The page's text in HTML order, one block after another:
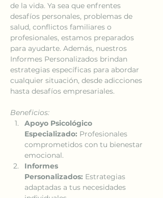
de la vida. Ya sea que enfrentes
desafíos personales, problemas de
salud, conflictos familiares o
profesionales, estamos preparados
para ayudarte. Además, nuestros
Informes Personalizados brindan
estrategias específicas para abordar
cualquier situación, desde adicciones
hasta desafíos empresariales.
Beneficios:
Apoyo Psicológico
Especializado: Profesionales
comprometidos con tu bienestar
emocional.
Informes
Personalizados: Estrategias
adaptadas a tus necesidades